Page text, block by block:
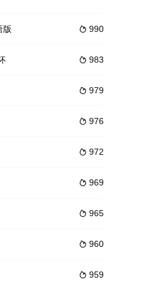
然後來到泰北山區湄艾，學做拉祜族
为这将是他们生命中最具异国情调和
海
 990
版
 983
 979
 976
 972
 969
 965
 960
 959